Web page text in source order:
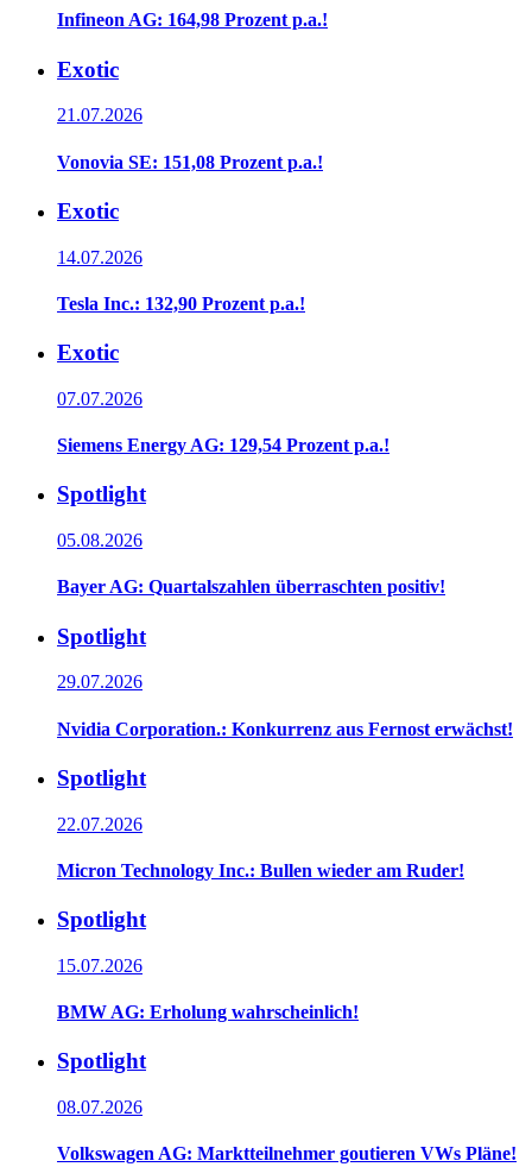
Infineon AG: 164,98 Prozent p.a.!
Exotic
21.07.2026
Vonovia SE: 151,08 Prozent p.a.!
Exotic
14.07.2026
Tesla Inc.: 132,90 Prozent p.a.!
Exotic
07.07.2026
Siemens Energy AG: 129,54 Prozent p.a.!
Spotlight
05.08.2026
Bayer AG: Quartalszahlen überraschten positiv!
Spotlight
29.07.2026
Nvidia Corporation.: Konkurrenz aus Fernost erwächst!
Spotlight
22.07.2026
Micron Technology Inc.: Bullen wieder am Ruder!
Spotlight
15.07.2026
BMW AG: Erholung wahrscheinlich!
Spotlight
08.07.2026
Volkswagen AG: Marktteilnehmer goutieren VWs Pläne!